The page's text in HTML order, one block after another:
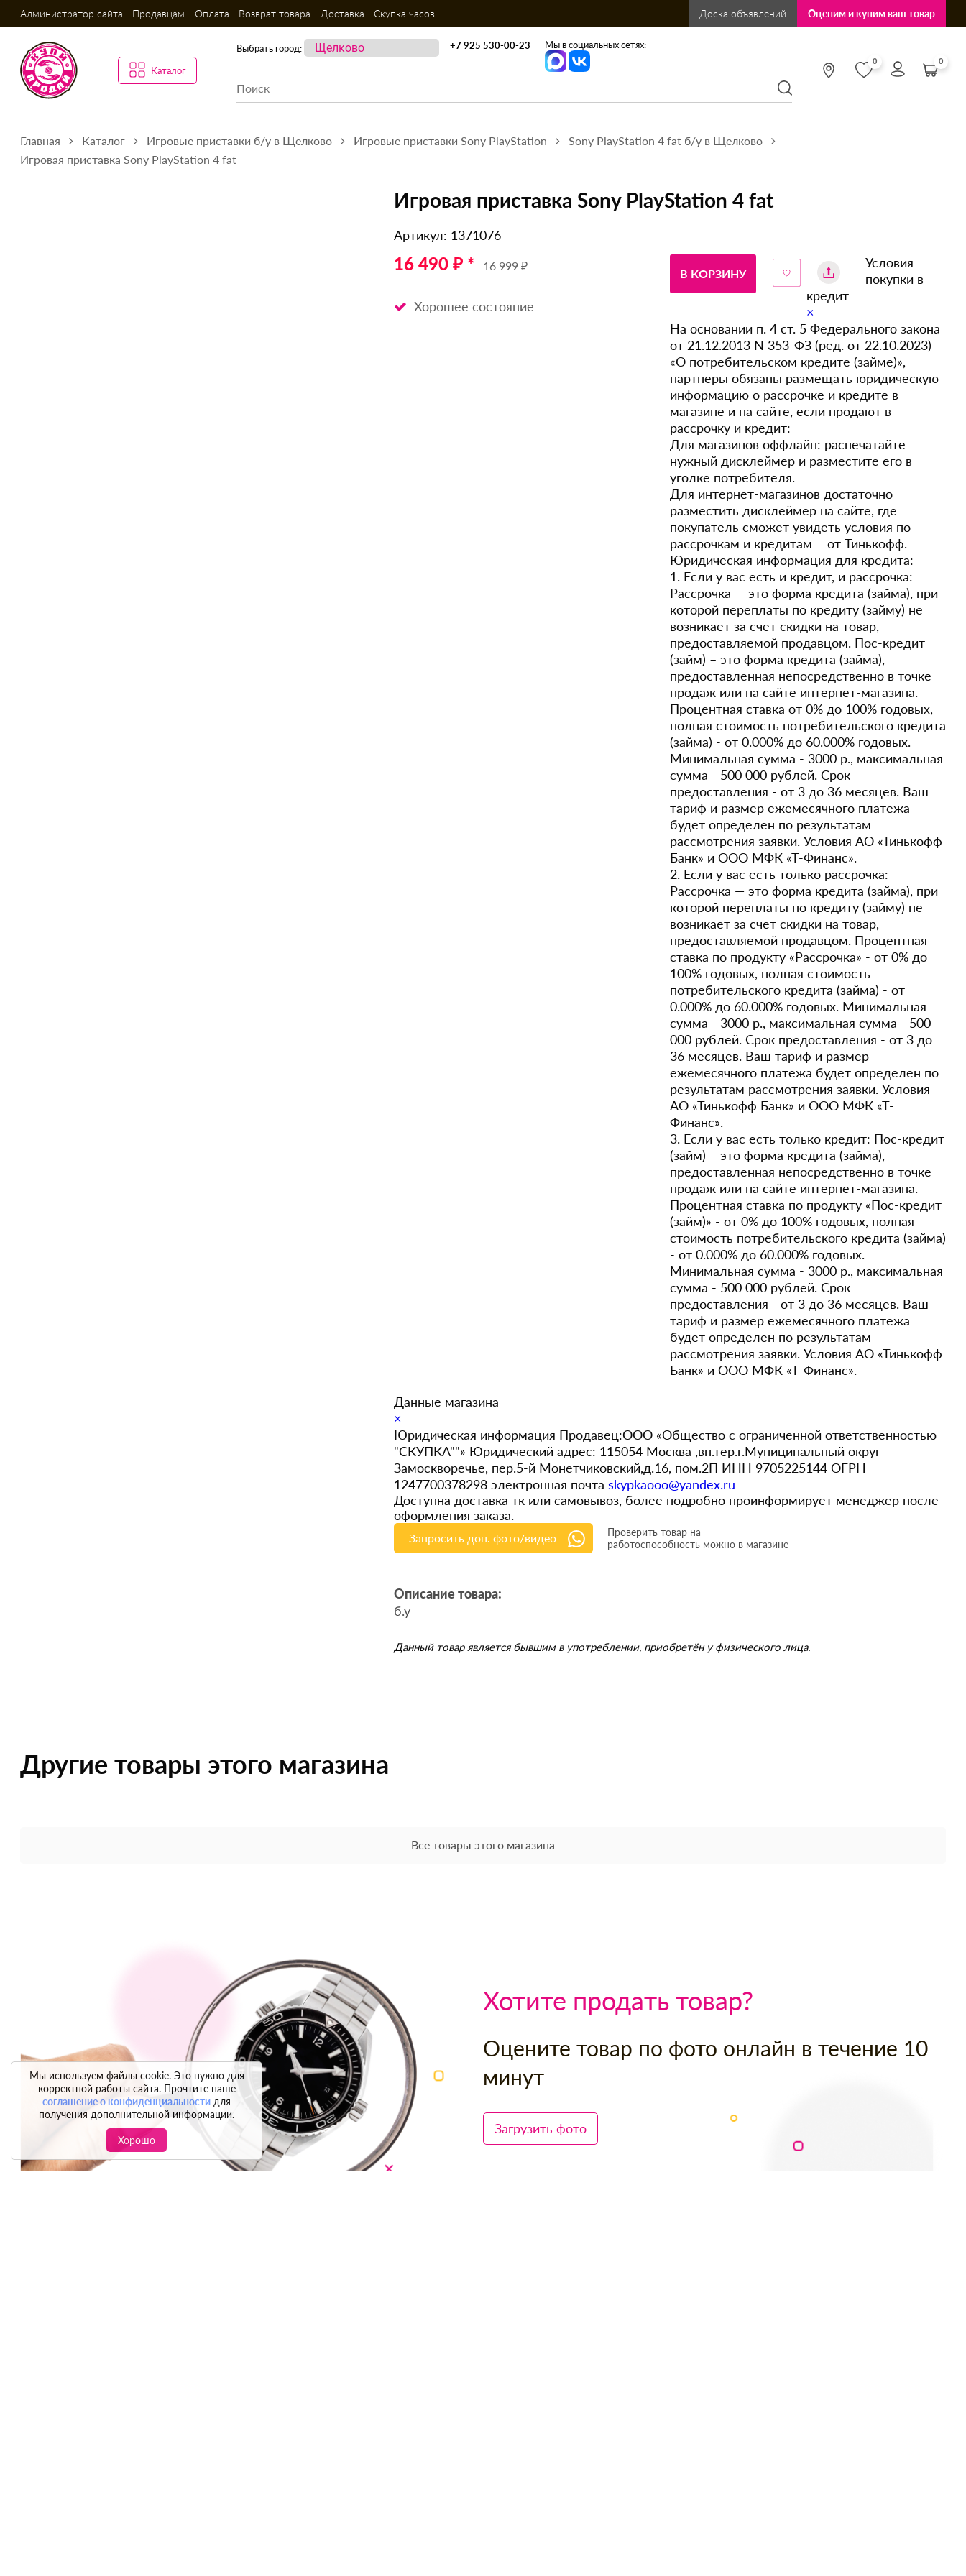
Администратор сайта Продавцам Оплата Возврат товара Доставка Скупка часов Доска объявлений Оценим и купим ваш товар
Каталог
Выбрать город: +7 925 530-00-23 Мы в социальных сетях:
0 0
Главная Каталог Игровые приставки б/у в Щелково Игровые приставки Sony PlayStation
Sony PlayStation 4 fat б/у в Щелково
Игровая приставка Sony PlayStation 4 fat
Игровая приставка Sony PlayStation 4 fat
Артикул: 1371076
16 490 ₽ * 16 999 ₽
Хорошее состояние
В КОРЗИНУ
Условия
покупки в
кредит
×
На основании п. 4 ст. 5 Федерального закона
от 21.12.2013 N 353-ФЗ (ред. от 22.10.2023)
«О потребительском кредите (займе)»,
партнеры обязаны размещать юридическую
информацию о рассрочке и кредите в
магазине и на сайте, если продают в
рассрочку и кредит:
Для магазинов оффлайн: распечатайте
нужный дисклеймер и разместите его в
уголке потребителя.
Для интернет-магазинов достаточно
разместить дисклеймер на сайте, где
покупатель сможет увидеть условия по
рассрочкам и кредитам от Тинькофф.
Юридическая информация для кредита:
1. Если у вас есть и кредит, и рассрочка:
Рассрочка — это форма кредита (займа), при
которой переплаты по кредиту (займу) не
возникает за счет скидки на товар,
предоставляемой продавцом. Пос-кредит
(займ) – это форма кредита (займа),
предоставленная непосредственно в точке
продаж или на сайте интернет-магазина.
Процентная ставка от 0% до 100% годовых,
полная стоимость потребительского кредита
(займа) - от 0.000% до 60.000% годовых.
Минимальная сумма - 3000 р., максимальная
сумма - 500 000 рублей. Срок
предоставления - от 3 до 36 месяцев. Ваш
тариф и размер ежемесячного платежа
будет определен по результатам
рассмотрения заявки. Условия АО «Тинькофф
Банк» и ООО МФК «Т-Финанс».
2. Если у вас есть только рассрочка:
Рассрочка — это форма кредита (займа), при
которой переплаты по кредиту (займу) не
возникает за счет скидки на товар,
предоставляемой продавцом. Процентная
ставка по продукту «Рассрочка» - от 0% до
100% годовых, полная стоимость
потребительского кредита (займа) - от
0.000% до 60.000% годовых. Минимальная
сумма - 3000 р., максимальная сумма - 500
000 рублей. Срок предоставления - от 3 до
36 месяцев. Ваш тариф и размер
ежемесячного платежа будет определен по
результатам рассмотрения заявки. Условия
АО «Тинькофф Банк» и ООО МФК «Т-
Финанс».
3. Если у вас есть только кредит: Пос-кредит
(займ) – это форма кредита (займа),
предоставленная непосредственно в точке
продаж или на сайте интернет-магазина.
Процентная ставка по продукту «Пос-кредит
(займ)» - от 0% до 100% годовых, полная
стоимость потребительского кредита (займа)
- от 0.000% до 60.000% годовых.
Минимальная сумма - 3000 р., максимальная
сумма - 500 000 рублей. Срок
предоставления - от 3 до 36 месяцев. Ваш
тариф и размер ежемесячного платежа
будет определен по результатам
рассмотрения заявки. Условия АО «Тинькофф
Банк» и ООО МФК «Т-Финанс».
Данные магазина
×
Юридическая информация Продавец:ООО «Общество с ограниченной ответственностью
"СКУПКА""» Юридический адрес: 115054 Москва ,вн.тер.г.Муниципальный округ
Замоскворечье, пер.5-й Монетчиковский,д.16, пом.2П ИНН 9705225144 ОГРН
1247700378298 электронная почта skypkaooo@yandex.ru
Доступна доставка тк или самовывоз, более подробно проинформирует менеджер после
оформления заказа.
Запросить доп. фото/видео
Проверить товар на
работоспособность можно в магазине
Описание товара:
б.у
Данный товар является бывшим в употреблении, приобретён у физического лица.
Другие товары этого магазина
Все товары этого магазина
Хотите продать товар?
Оцените товар по фото онлайн в течение 10
минут
Загрузить фото
Мы используем файлы cookie. Это нужно для
корректной работы сайта. Прочтите наше
соглашение о конфиденциальности для
получения дополнительной информации.
Хорошо